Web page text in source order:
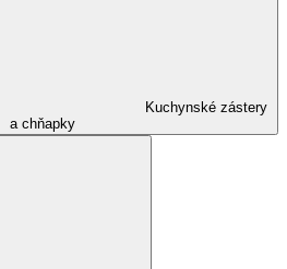
Kuchynské zástery
a chňapky